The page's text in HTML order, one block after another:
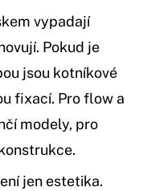
vypadají
Pokud je
jsou kotníkové
fixací. Pro flow a
modely, pro
jen estetika.